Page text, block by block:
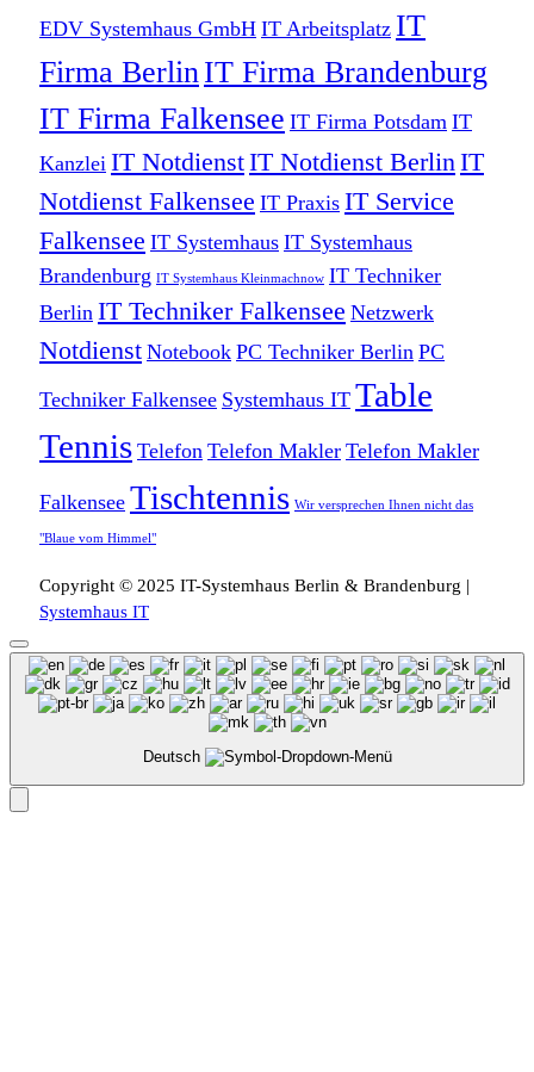
EDV Systemhaus GmbH IT Arbeitsplatz IT
Firma Berlin IT Firma Brandenburg
IT Firma Falkensee IT Firma Potsdam IT
Kanzlei IT NotdienstIT Notdienst Berlin IT
Notdienst Falkensee IT Praxis IT Service
Falkensee IT Systemhaus IT Systemhaus
Brandenburg IT Systemhaus Kleinmachnow IT Techniker
Berlin IT Techniker Falkensee Netzwerk
Notdienst Notebook PC Techniker Berlin PC
Techniker Falkensee Systemhaus IT Table
Tennis Telefon Telefon Makler Telefon Makler
Falkensee Tischtennis Wir versprechen Ihnen nicht das
"Blaue vom Himmel"
Copyright © 2025 IT-Systemhaus Berlin & Brandenburg |
Systemhaus IT
Deutsch